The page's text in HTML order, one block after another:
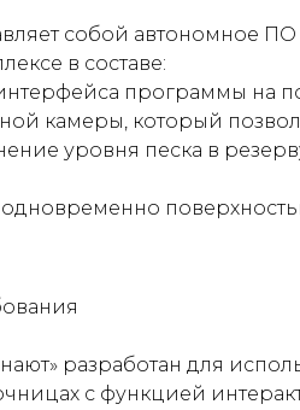
собой автономное ПО
в составе:
программы на
камеры, который
уровня песка в
одновременно
разработан для
с функцией